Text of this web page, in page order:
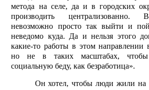
метода на селе, да и в городских
производить централизованно.
невозможно просто так выйти и
неведомо куда. Да и нельзя этого
какие-то работы в этом направлении
но не в таких масштабах, чтобы
социальную беду, как безработица».
Он хотел, чтобы люди жили на